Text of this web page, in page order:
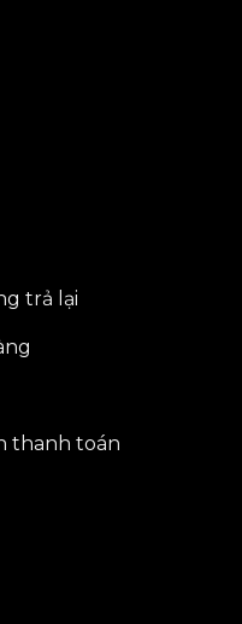
trả lại
thanh toán